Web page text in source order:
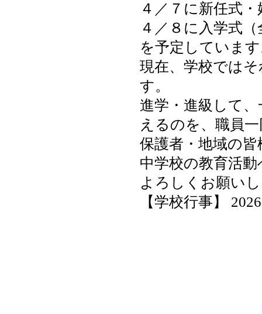
４／７に新任式
４／８に入学式
を予定していま
現在、学校では
す。
進学・進級して
えるのを、職員
保護者・地域の
中学校の教育活
よろしくお願い
【学校行事】